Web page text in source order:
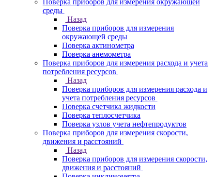
Поверка приборов для измерения окружающей
среды
Назад
Поверка приборов для измерения
окружающей среды
Поверка актинометра
Поверка анемометра
Поверка приборов для измерения расхода и учета
потребления ресурсов
Назад
Поверка приборов для измерения расхода и
учета потребления ресурсов
Поверка счетчика жидкости
Поверка теплосчетчика
Поверка узлов учета нефтепродуктов
Поверка приборов для измерения скорости,
движения и расстояний
Назад
Поверка приборов для измерения скорости,
движения и расстояний